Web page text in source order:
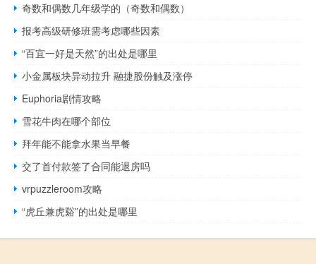
奇数和偶数几年级学的（奇数和偶数）
报考高级研修班需考虑哪些因素
“百宜一好是天然”的出处是哪里
小金属板块异动拉升 融捷股份触及涨停
Euphoria剧情攻略
雪花牛肉在哪个部位
拜年能不能拿水果当早餐
交了首付款签了合同能退房吗
vrpuzzleroom攻略
“虎丘兼虎谿”的出处是哪里